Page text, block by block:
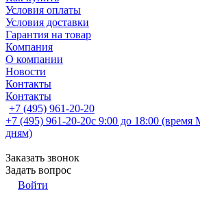
Условия оплаты
Условия доставки
Гарантия на товар
Компания
О компании
Новости
Контакты
Контакты
+7 (495) 961-20-20
+7 (495) 961-20-20с 9:00 до 18:00
дням)
Заказать звонок
Задать вопрос
Войти